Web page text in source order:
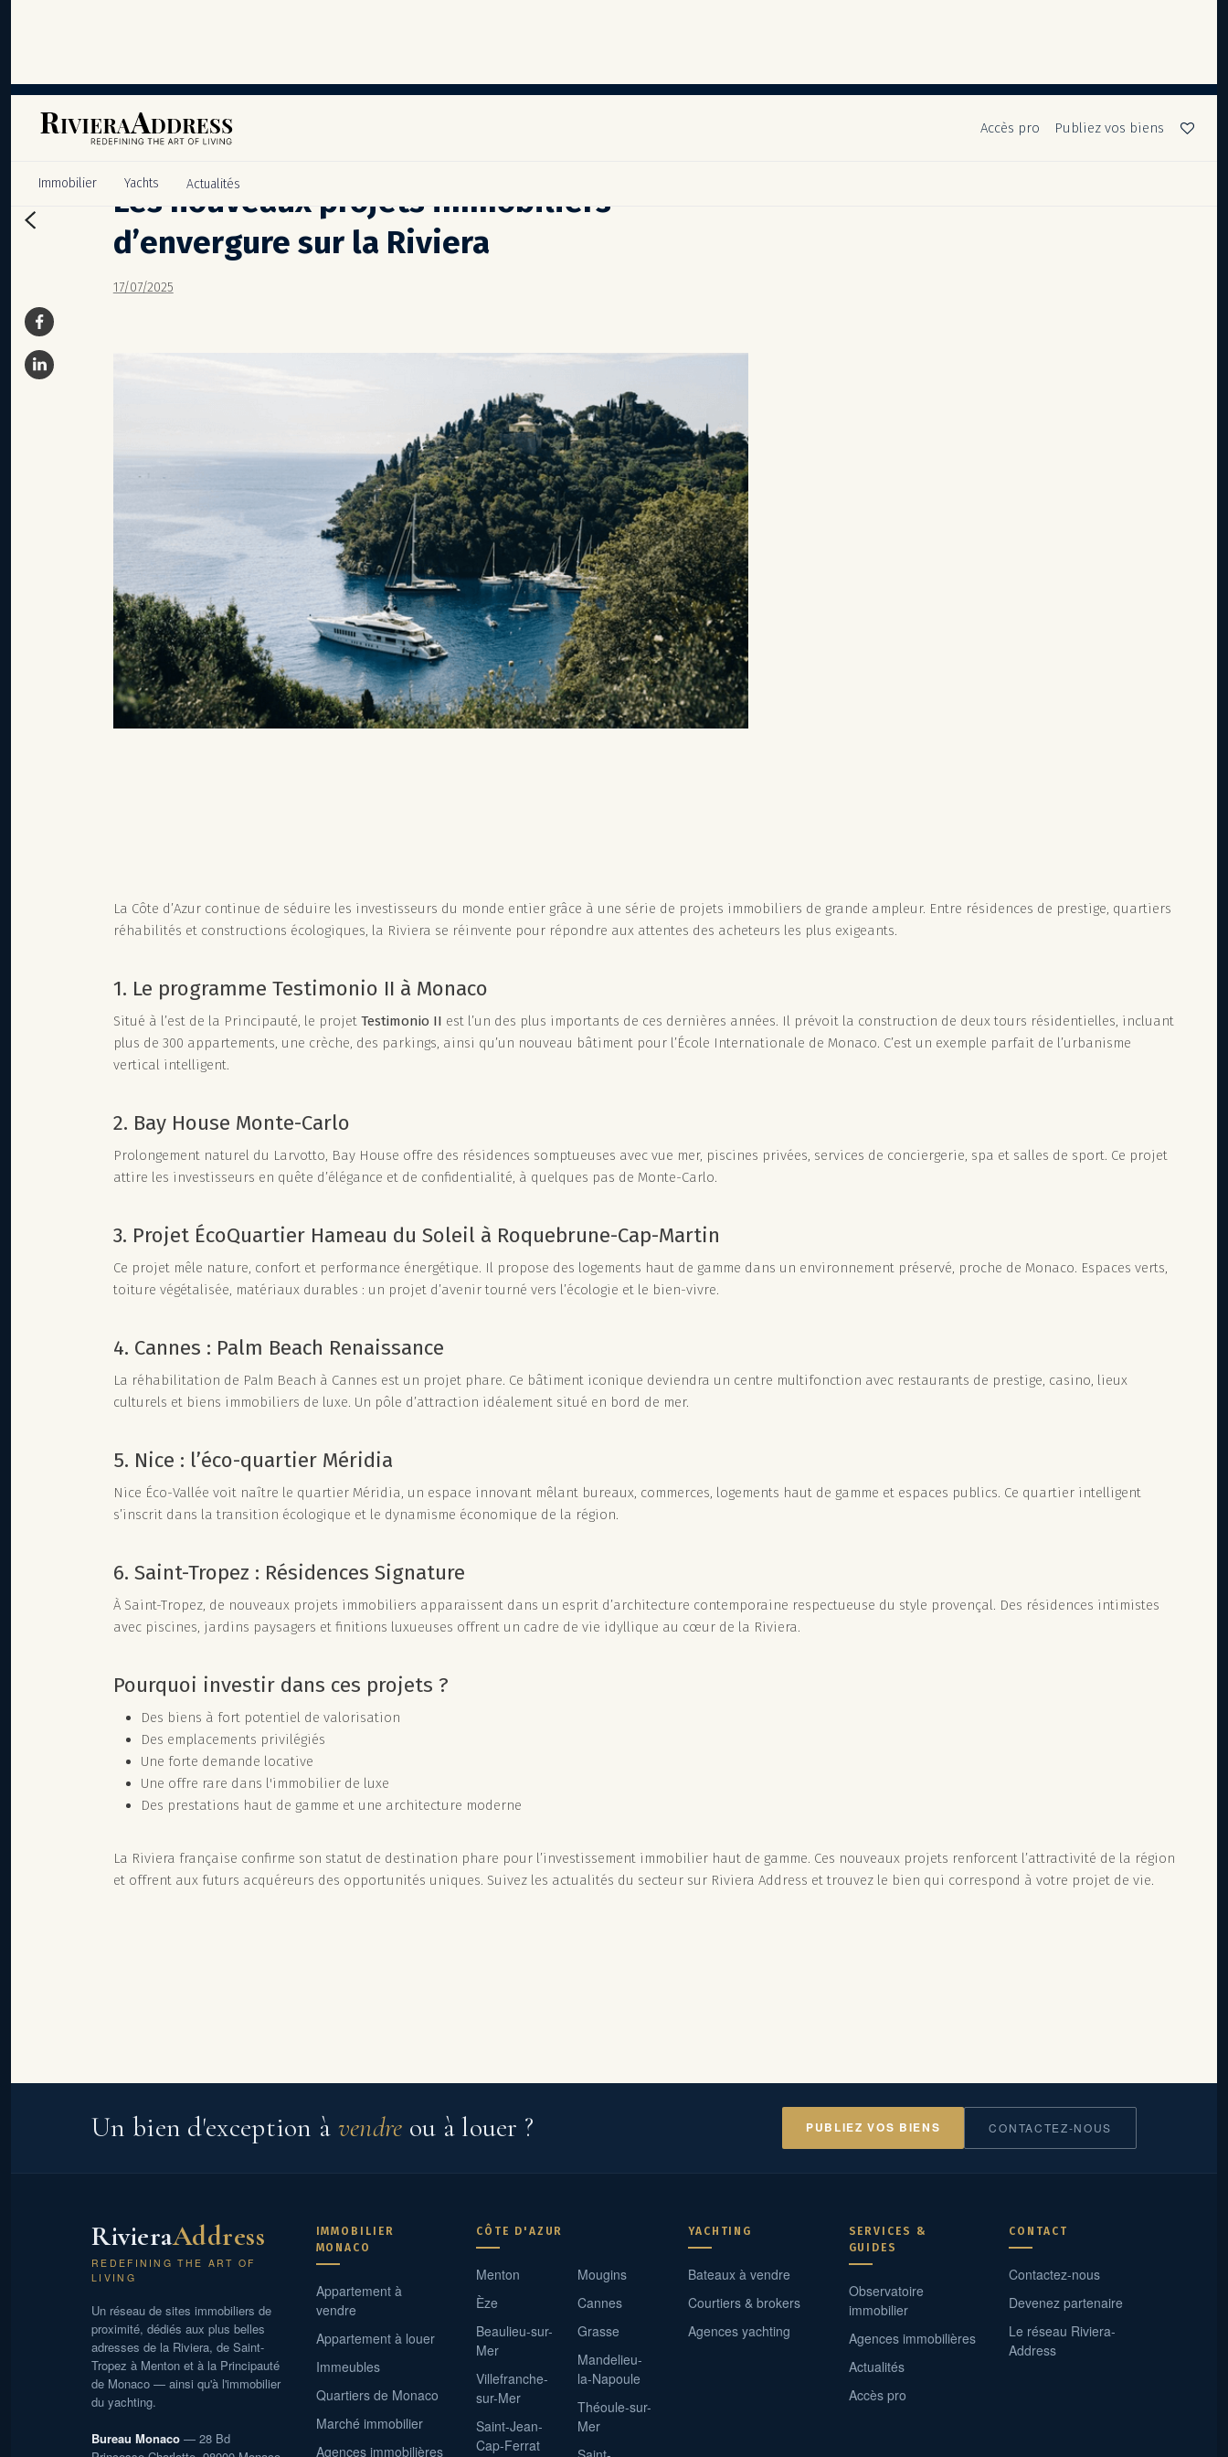
Accès pro Publiez vos biens
Immobilier Yachts Actualités
Les nouveaux projets immobiliers
d’envergure sur la Riviera
17/07/2025
La Côte d’Azur continue de séduire les investisseurs du monde entier grâce à une série de projets immobiliers de grande ampleur. Entre résidences de prestige, quartiers
réhabilités et constructions écologiques, la Riviera se réinvente pour répondre aux attentes des acheteurs les plus exigeants.
1. Le programme Testimonio II à Monaco
Situé à l’est de la Principauté, le projet Testimonio II est l’un des plus importants de ces dernières années. Il prévoit la construction de deux tours résidentielles, incluant
plus de 300 appartements, une crèche, des parkings, ainsi qu’un nouveau bâtiment pour l’École Internationale de Monaco. C’est un exemple parfait de l’urbanisme
vertical intelligent.
2. Bay House Monte-Carlo
Prolongement naturel du Larvotto, Bay House offre des résidences somptueuses avec vue mer, piscines privées, services de conciergerie, spa et salles de sport. Ce projet
attire les investisseurs en quête d’élégance et de confidentialité, à quelques pas de Monte-Carlo.
3. Projet ÉcoQuartier Hameau du Soleil à Roquebrune-Cap-Martin
Ce projet mêle nature, confort et performance énergétique. Il propose des logements haut de gamme dans un environnement préservé, proche de Monaco. Espaces verts,
toiture végétalisée, matériaux durables : un projet d’avenir tourné vers l’écologie et le bien-vivre.
4. Cannes : Palm Beach Renaissance
La réhabilitation de Palm Beach à Cannes est un projet phare. Ce bâtiment iconique deviendra un centre multifonction avec restaurants de prestige, casino, lieux
culturels et biens immobiliers de luxe. Un pôle d’attraction idéalement situé en bord de mer.
5. Nice : l’éco-quartier Méridia
Nice Éco-Vallée voit naître le quartier Méridia, un espace innovant mêlant bureaux, commerces, logements haut de gamme et espaces publics. Ce quartier intelligent
s’inscrit dans la transition écologique et le dynamisme économique de la région.
6. Saint-Tropez : Résidences Signature
À Saint-Tropez, de nouveaux projets immobiliers apparaissent dans un esprit d’architecture contemporaine respectueuse du style provençal. Des résidences intimistes
avec piscines, jardins paysagers et finitions luxueuses offrent un cadre de vie idyllique au cœur de la Riviera.
Pourquoi investir dans ces projets ?
Des biens à fort potentiel de valorisation
Des emplacements privilégiés
Une forte demande locative
Une offre rare dans l'immobilier de luxe
Des prestations haut de gamme et une architecture moderne
La Riviera française confirme son statut de destination phare pour l’investissement immobilier haut de gamme. Ces nouveaux projets renforcent l’attractivité de la région
et offrent aux futurs acquéreurs des opportunités uniques. Suivez les actualités du secteur sur Riviera Address et trouvez le bien qui correspond à votre projet de vie.
Un bien d'exception à vendre ou à louer ? PUBLIEZ VOS BIENS CONTACTEZ-NOUS
RivieraAddress
REDEFINING THE ART OF
LIVING
Un réseau de sites immobiliers de
proximité, dédiés aux plus belles
adresses de la Riviera, de Saint-
Tropez à Menton et à la Principauté
de Monaco — ainsi qu'à l'immobilier
du yachting.
Bureau Monaco — 28 Bd
IMMOBILIER
MONACO
Appartement à
vendre
Appartement à louer
Immeubles
Quartiers de Monaco
Marché immobilier
Agences immobilières
CÔTE D'AZUR
Menton
Èze
Beaulieu-sur-
Mer
Villefranche-
sur-Mer
Saint-Jean-
Cap-Ferrat
Mougins
Cannes
Grasse
Mandelieu-
la-Napoule
Théoule-sur-
Mer
YACHTING
Bateaux à vendre
Courtiers & brokers
Agences yachting
SERVICES &
GUIDES
Observatoire
immobilier
Agences immobilières
Actualités
Accès pro
CONTACT
Contactez-nous
Devenez partenaire
Le réseau Riviera-
Address